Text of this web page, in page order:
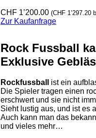
CHF 1’200.00 (CHF 1’297.20
Zur Kaufanfrage
Rock Fussball
Exklusive
Rockfussball ist ein
Die Spieler tragen einen
erschwert und sie nicht
Sieht lustig aus, und ist es
Auch kann man das
und vieles mehr…